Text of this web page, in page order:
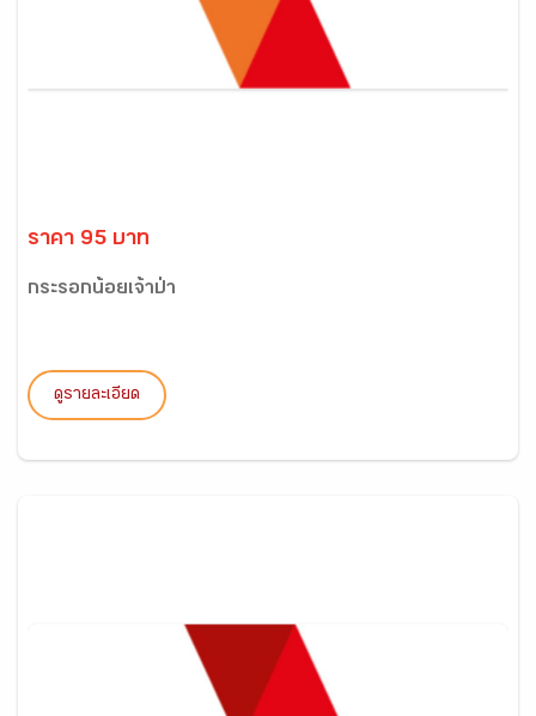
ราคา 95 บาท
กระรอกน้อยเจ้าป่า
ดูรายละเอียด